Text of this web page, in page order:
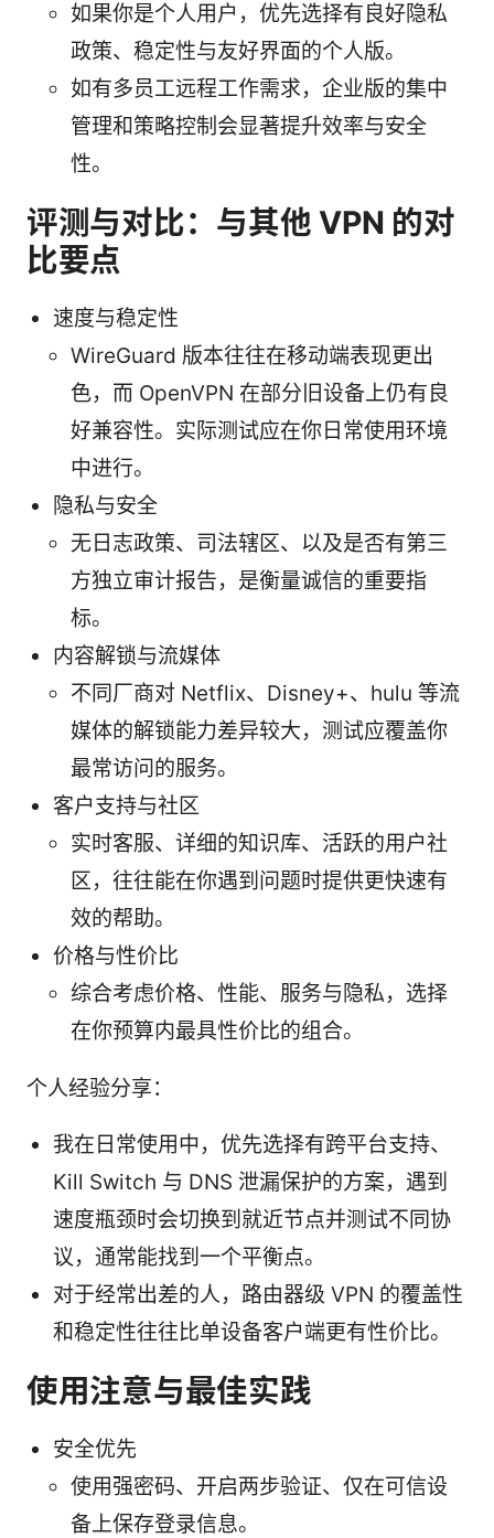
如果你是个人用户，优先选择有良好隐私
政策、稳定性与友好界面的个人版。
如有多员工远程工作需求，企业版的集中
管理和策略控制会显著提升效率与安全
性。
评测与对比：与其他 VPN 的对
比要点
速度与稳定性
WireGuard 版本往往在移动端表现更出
色，而 OpenVPN 在部分旧设备上仍有良
好兼容性。实际测试应在你日常使用环境
中进行。
隐私与安全
无日志政策、司法辖区、以及是否有第三
方独立审计报告，是衡量诚信的重要指
标。
内容解锁与流媒体
不同厂商对 Netflix、Disney+、hulu 等流
媒体的解锁能力差异较大，测试应覆盖你
最常访问的服务。
客户支持与社区
实时客服、详细的知识库、活跃的用户社
区，往往能在你遇到问题时提供更快速有
效的帮助。
价格与性价比
综合考虑价格、性能、服务与隐私，选择
在你预算内最具性价比的组合。
个人经验分享：
我在日常使用中，优先选择有跨平台支持、
Kill Switch 与 DNS 泄漏保护的方案，遇到
速度瓶颈时会切换到就近节点并测试不同协
议，通常能找到一个平衡点。
对于经常出差的人，路由器级 VPN 的覆盖性
和稳定性往往比单设备客户端更有性价比。
使用注意与最佳实践
安全优先
使用强密码、开启两步验证、仅在可信设
备上保存登录信息。